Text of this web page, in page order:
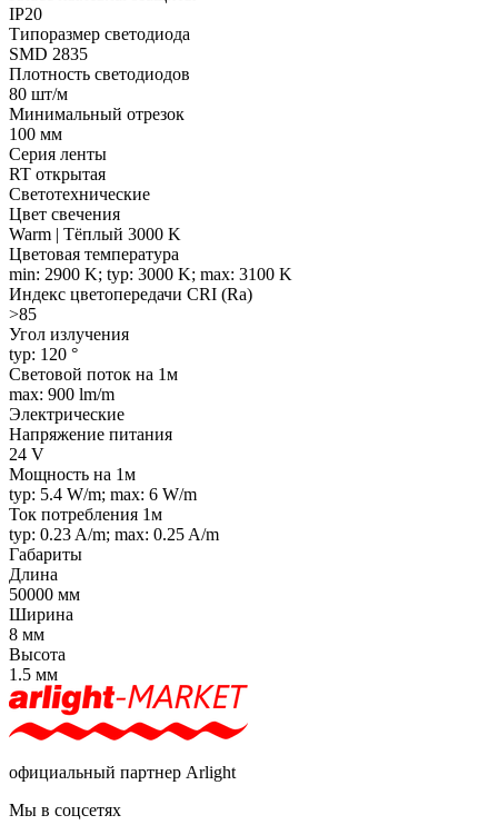
IP20
Типоразмер светодиода
SMD 2835
Плотность светодиодов
80 шт/м
Минимальный отрезок
100 мм
Серия ленты
RT открытая
Светотехнические
Цвет свечения
Warm | Тёплый 3000 K
Цветовая температура
min: 2900 K; typ: 3000 K; max: 3100 K
Индекс цветопередачи CRI (Ra)
>85
Угол излучения
typ: 120 °
Световой поток на 1м
max: 900 lm/m
Электрические
Напряжение питания
24 V
Мощность на 1м
typ: 5.4 W/m; max: 6 W/m
Ток потребления 1м
typ: 0.23 A/m; max: 0.25 A/m
Габариты
Длина
50000 мм
Ширина
8 мм
Высота
1.5 мм
официальный партнер Arlight
Мы в соцсетях